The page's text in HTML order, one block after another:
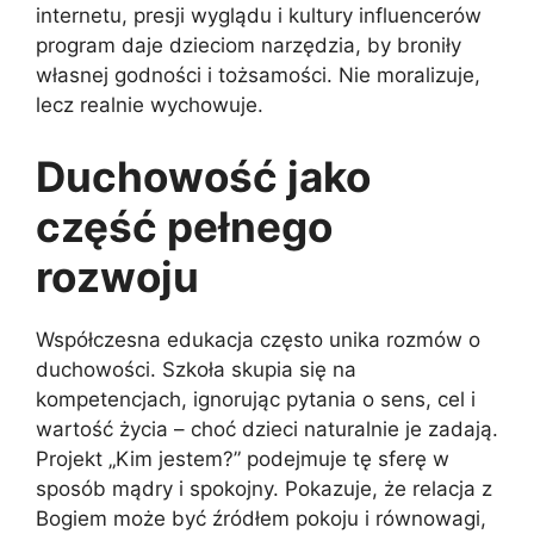
internetu, presji wyglądu i kultury influencerów
program daje dzieciom narzędzia, by broniły
własnej godności i tożsamości. Nie moralizuje,
lecz realnie wychowuje.
Duchowość jako
część pełnego
rozwoju
Współczesna edukacja często unika rozmów o
duchowości. Szkoła skupia się na
kompetencjach, ignorując pytania o sens, cel i
wartość życia – choć dzieci naturalnie je zadają.
Projekt „Kim jestem?” podejmuje tę sferę w
sposób mądry i spokojny. Pokazuje, że relacja z
Bogiem może być źródłem pokoju i równowagi,